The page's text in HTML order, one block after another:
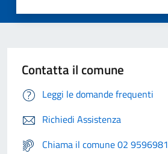
Contatta il comune
Leggi le domande frequenti
Richiedi Assistenza
Chiama il comune 02 9596981